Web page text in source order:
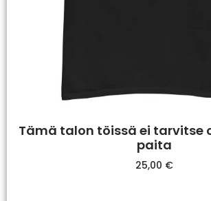
Tämä talon töissä ei tarvitse
paita
25,00 €